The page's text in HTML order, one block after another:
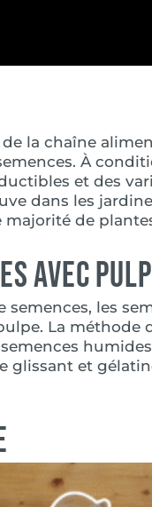
la chaîne
À
et des
dans les
de
avec
les
La
glissant et